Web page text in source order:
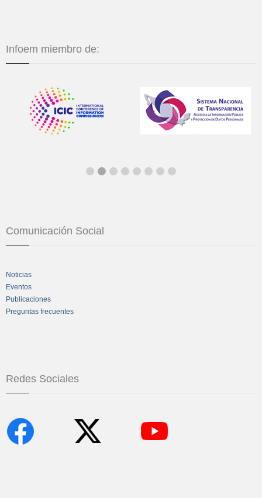
Infoem miembro de:
Comunicación Social
Noticias
Eventos
Publicaciones
Preguntas frecuentes
Redes Sociales